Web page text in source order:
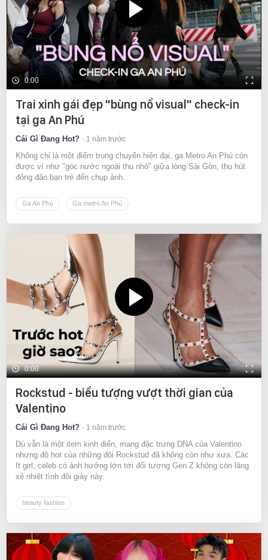
0:00
Trai xinh gái đẹp "bùng nổ visual" check-in
tại ga An Phú
Cái Gì Đang Hot? 1 năm trước
Không chỉ là một điểm trung chuyển hiện đại, ga Metro An Phú còn
được ví như "góc nước ngoài thu nhỏ" giữa lòng Sài Gòn, thu hút
đông đảo bạn trẻ đến chụp ảnh.
Ga An Phú Ga metro An Phú
0:00
Rockstud - biểu tượng vượt thời gian của
Valentino
Cái Gì Đang Hot? 1 năm trước
Dù vẫn là một item kinh điển, mang đặc trưng DNA của Valentino
nhưng độ hot của những đôi Rockstud đã không còn như xưa. Các
It girl, celeb có ảnh hưởng lớn tới đối tượng Gen Z không còn lăng
xê nhiệt tình đôi giày này.
beauty fashion